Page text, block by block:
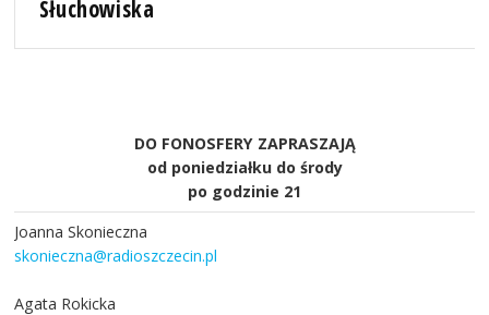
Słuchowiska
DO FONOSFERY ZAPRASZAJĄ
od poniedziałku do środy
po godzinie 21
Joanna Skonieczna
skonieczna@radioszczecin.pl
Agata Rokicka